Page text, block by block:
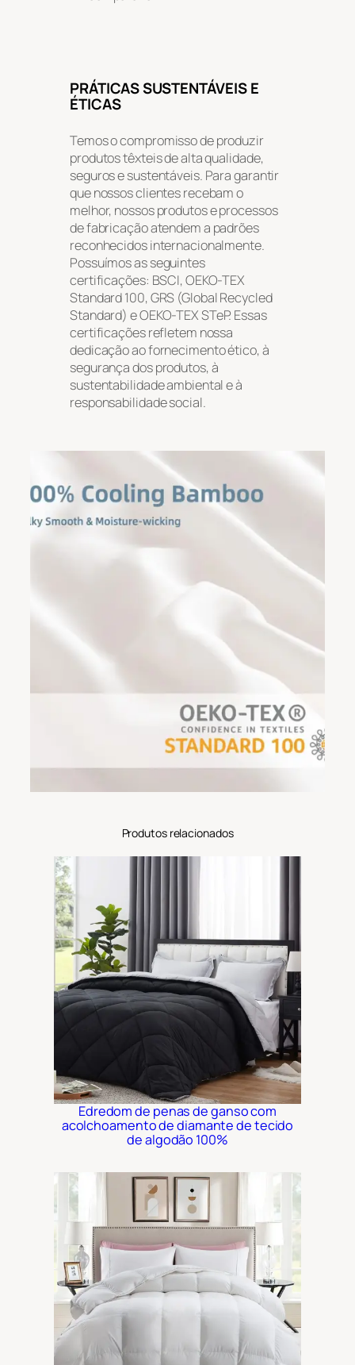
PRÁTICAS SUSTENTÁVEIS E
ÉTICAS
Temos o compromisso de produzir
produtos têxteis de alta qualidade,
seguros e sustentáveis. Para garantir
que nossos clientes recebam o
melhor, nossos produtos e processos
de fabricação atendem a padrões
reconhecidos internacionalmente.
Possuímos as seguintes
certificações: BSCI, OEKO-TEX
Standard 100, GRS (Global Recycled
Standard) e OEKO-TEX STeP. Essas
certificações refletem nossa
dedicação ao fornecimento ético, à
segurança dos produtos, à
sustentabilidade ambiental e à
responsabilidade social.
Produtos relacionados
Edredom de penas de ganso com
acolchoamento de diamante de tecido
de algodão 100%